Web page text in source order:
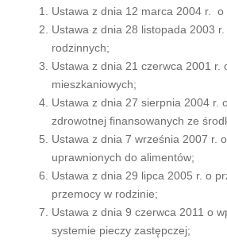
Ustawa z dnia 12 marca 2004 r. o
Ustawa z dnia 28 listopada 2003
rodzinnych;
Ustawa z dnia 21 czerwca 2001 r.
mieszkaniowych;
Ustawa z dnia 27 sierpnia 2004 r.
zdrowotnej finansowanych ze
Ustawa z dnia 7 września 2007 r.
uprawnionych do alimentów;
Ustawa z dnia 29 lipca 2005 r. o
przemocy w rodzinie;
Ustawa z dnia 9 czerwca 2011 o
systemie pieczy zastępczej;